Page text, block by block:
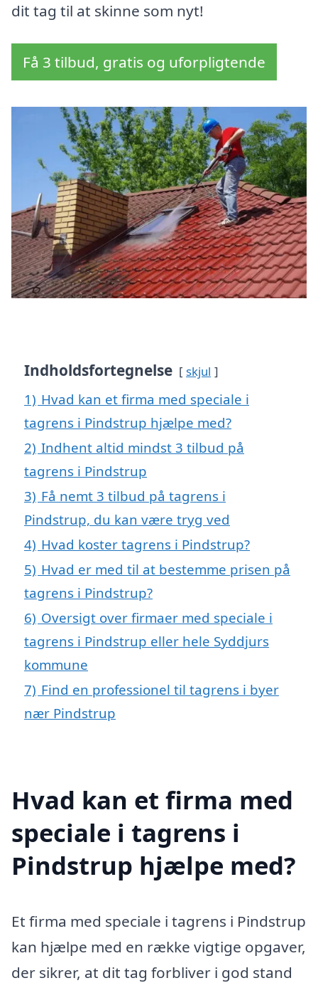
dit tag til at skinne som nyt!
Få 3 tilbud, gratis og uforpligtende
Indholdsfortegnelse skjul
1) Hvad kan et firma med speciale i
tagrens i Pindstrup hjælpe med?
2) Indhent altid mindst 3 tilbud på
tagrens i Pindstrup
3) Få nemt 3 tilbud på tagrens i
Pindstrup, du kan være tryg ved
4) Hvad koster tagrens i Pindstrup?
5) Hvad er med til at bestemme prisen på
tagrens i Pindstrup?
6) Oversigt over firmaer med speciale i
tagrens i Pindstrup eller hele Syddjurs
kommune
7) Find en professionel til tagrens i byer
nær Pindstrup
Hvad kan et firma med
speciale i tagrens i
Pindstrup hjælpe med?
Et firma med speciale i tagrens i Pindstrup
kan hjælpe med en række vigtige opgaver,
der sikrer, at dit tag forbliver i god stand